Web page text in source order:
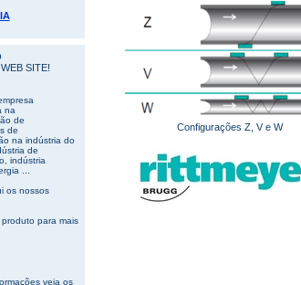
SITE!
na
de
de
na indústria do
de
indústria
...
os nossos
para mais
veja os
Configurações Z, V e W